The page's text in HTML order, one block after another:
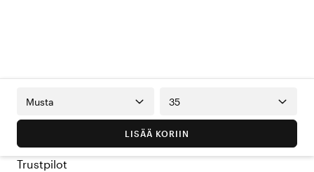
Musta 35
LISÄÄ KORIIN
Trustpilot